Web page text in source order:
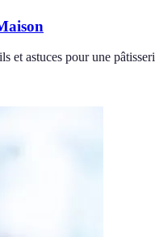
et astuces pour une